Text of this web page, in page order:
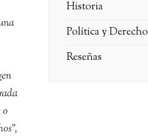
Historia
Política y Derecho
Reseñas